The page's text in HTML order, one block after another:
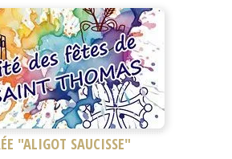
"ALIGOT SAUCISSE"